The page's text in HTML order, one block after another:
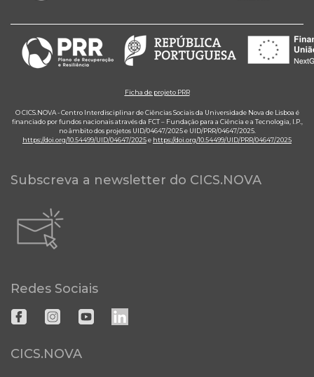
Ficha de projeto PRR
O CICS.NOVA - Centro Interdisciplinar de Ciências Sociais da Universidade Nova de Lisboa é
financiado por fundos nacionais através da FCT – Fundação para a Ciência e a Tecnologia, I.P.,
no âmbito dos projetos UID/04647/2025 e UID/PRR/04647/2025.
https://doi.org/10.54499/UID/04647/2025e https://doi.org/10.54499/UID/PRR/04647/2025
Subscreva a newsletter do CICS.NOVA
Redes Sociais
CICS.NOVA